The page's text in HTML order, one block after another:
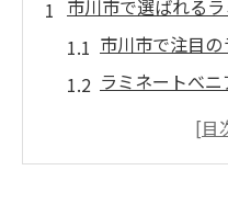
市川市で選ばれる
市川市で注目
ラミネートべ
市川市で支持